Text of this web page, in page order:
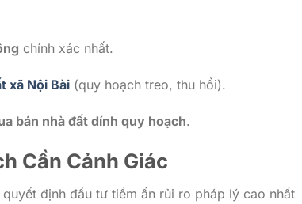
chính xác nhất.
xã Nội Bài(quy hoạch treo, thu hồi).
bán nhà đất dính quy hoạch.
Cần Cảnh Giác
định đầu tư tiềm ẩn rủi ro pháp lý cao nhất